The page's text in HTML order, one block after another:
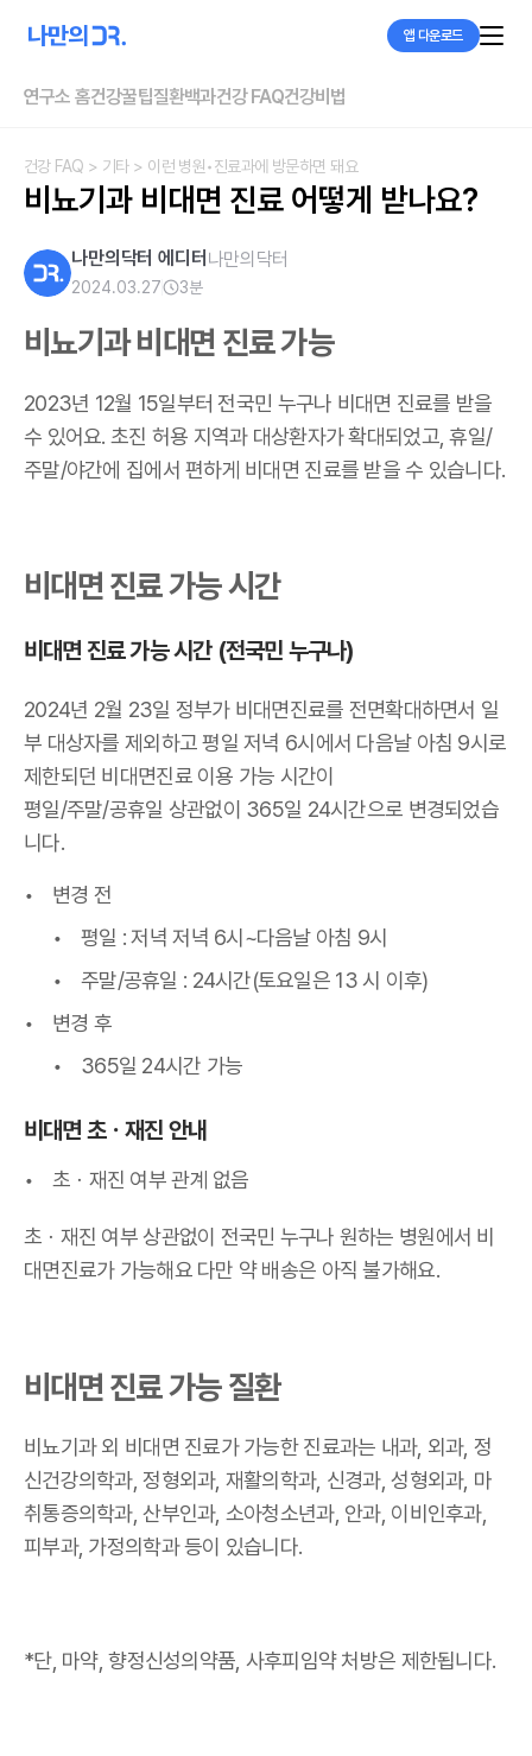
앱 다운로드
연구소 홈건강꿀팁질환백과건강 FAQ건강비법
건강 FAQ > 기타> 이런 병원•진료과에 방문하면 돼요
비뇨기과 비대면 진료 어떻게 받나요?
나만의닥터 에디터 나만의닥터
2024.03.27 3분
비뇨기과 비대면 진료 가능
2023년 12월 15일부터 전국민 누구나 비대면 진료를 받을
수 있어요. 초진 허용 지역과 대상환자가 확대되었고, 휴일/
주말/야간에 집에서 편하게 비대면 진료를 받을 수 있습니다.
비대면 진료 가능 시간
비대면 진료 가능 시간 (전국민 누구나)
2024년 2월 23일 정부가 비대면진료를 전면확대하면서 일
부 대상자를 제외하고 평일 저녁 6시에서 다음날 아침 9시로
제한되던 비대면진료 이용 가능 시간이
평일/주말/공휴일 상관없이 365일 24시간으로 변경되었습
니다.
변경 전
평일 : 저녁 저녁 6시~다음날 아침 9시
주말/공휴일 : 24시간(토요일은 13 시 이후)
변경 후
365일 24시간 가능
비대면 초ㆍ재진 안내
초 ㆍ재진 여부 관계 없음
초 ㆍ재진 여부 상관없이 전국민 누구나 원하는 병원에서 비
대면진료가 가능해요다만 약 배송은 아직 불가해요.
비대면 진료 가능 질환
비뇨기과 외 비대면 진료가 가능한 진료과는 내과, 외과, 정
신건강의학과, 정형외과, 재활의학과, 신경과, 성형외과, 마
취통증의학과, 산부인과, 소아청소년과, 안과, 이비인후과,
피부과, 가정의학과 등이 있습니다.
*단, 마약, 향정신성의약품, 사후피임약 처방은 제한됩니다.